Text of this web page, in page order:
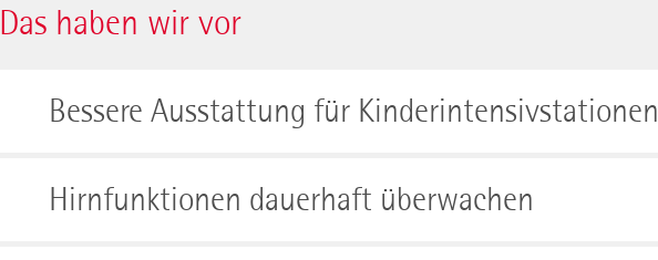
Das haben wir vor
Bessere Ausstattung für Kinderintensivstationen
Hirnfunktionen dauerhaft überwachen